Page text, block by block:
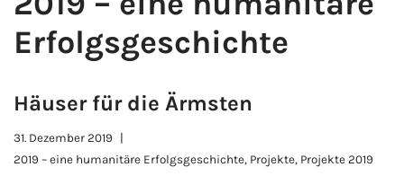
Erfolgsgeschichte
Häuser für die Ärmsten
31. Dezember 2019
2019 – eine humanitäre Erfolgsgeschichte, Projekte, Projekte 2019